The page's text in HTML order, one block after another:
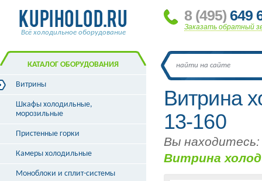
Всё холодильное оборудование
8 (495) 649
Заказать обратный
Витрина
13-160
Вы находитесь:
Витрина
КАТАЛОГ ОБОРУДОВАНИЯ
Витрины
Витрины холодильные
Витрины морозильные
Витрины кондитерские
Витрины угловые
Витрины «рыба на льду»
Шкафы холодильные,
морозильные
Пристенные горки
Камеры холодильные
Моноблоки и сплит-системы